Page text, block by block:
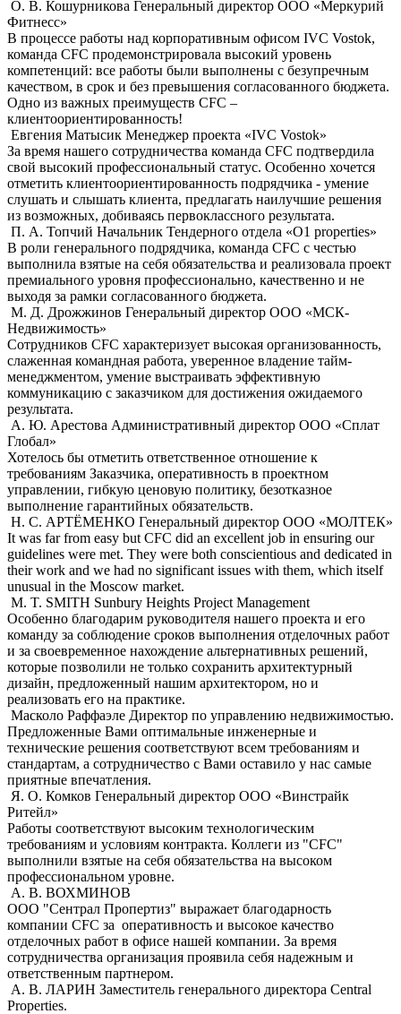
О. В. Кошурникова Генеральный директор ООО «Меркурий
Фитнесс»
В процессе работы над корпоративным офисом IVC Vostok,
команда СFС продемонстрировала высокий уровень
компетенций: все работы были выполнены с безупречным
качеством, в срок и без превышения согласованного бюджета.
Одно из важных преимуществ СFС –
клиентоориентированность!
Евгения Матысик Менеджер проекта «IVC Vostok»
За время нашего сотрудничества команда CFC подтвердила
свой высокий профессиональный статус. Особенно хочется
отметить клиентоориентированность подрядчика - умение
слушать и слышать клиента, предлагать наилучшие решения
из возможных, добиваясь первоклассного результата.
П. А. Топчий Начальник Тендерного отдела «О1 properties»
В роли генерального подрядчика, команда CFC с честью
выполнила взятые на себя обязательства и реализовала проект
премиального уровня профессионально, качественно и не
выходя за рамки согласованного бюджета.
М. Д. Дрожжинов Генеральный директор ООО «МСК-
Недвижимость»
Сотрудников CFC характеризует высокая организованность,
слаженная командная работа, уверенное владение тайм-
менеджментом, умение выстраивать эффективную
коммуникацию с заказчиком для достижения ожидаемого
результата.
А. Ю. Арестова Административный директор ООО «Сплат
Глобал»
Хотелось бы отметить ответственное отношение к
требованиям Заказчика, оперативность в проектном
управлении, гибкую ценовую политику, безотказное
выполнение гарантийных обязательств.
Н. С. АРТЁМЕНКО Генеральный директор ООО «МОЛТЕК»
It was far from easy but CFC did an excellent job in ensuring our
guidelines were met. They were both conscientious and dedicated in
their work and we had no significant issues with them, which itself
unusual in the Moscow market.
M. T. SMITH Sunbury Heights Project Management
Особенно благодарим руководителя нашего проекта и его
команду за соблюдение сроков выполнения отделочных работ
и за своевременное нахождение альтернативных решений,
которые позволили не только сохранить архитектурный
дизайн, предложенный нашим архитектором, но и
реализовать его на практике.
Масколо Раффаэле Директор по управлению недвижимостью.
Предложенные Вами оптимальные инженерные и
технические решения соответствуют всем требованиям и
стандартам, а сотрудничество с Вами оставило у нас самые
приятные впечатления.
Я. О. Комков Генеральный директор ООО «Винстрайк
Ритейл»
Работы соответствуют высоким технологическим
требованиям и условиям контракта. Коллеги из "CFC"
выполнили взятые на себя обязательства на высоком
профессиональном уровне.
А. В. ВОХМИНОВ
ООО "Сентрал Пропертиз" выражает благодарность
компании CFC за оперативность и высокое качество
отделочных работ в офисе нашей компании. За время
сотрудничества организация проявила себя надежным и
ответственным партнером.
А. В. ЛАРИН Заместитель генерального директора Central
Properties.